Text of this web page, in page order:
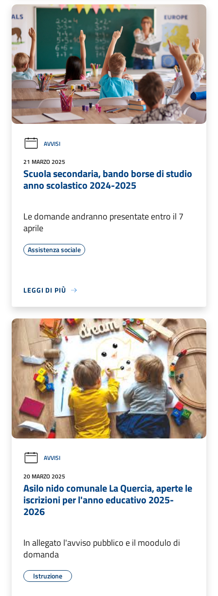
AVVISI
21 MARZO 2025
Scuola secondaria, bando borse di studio
anno scolastico 2024-2025
Le domande andranno presentate entro il 7
aprile
Assistenza sociale
LEGGI DI PIÙ
AVVISI
20 MARZO 2025
Asilo nido comunale La Quercia, aperte le
iscrizioni per l'anno educativo 2025-
2026
In allegato l'avviso pubblico e il moodulo di
domanda
Istruzione